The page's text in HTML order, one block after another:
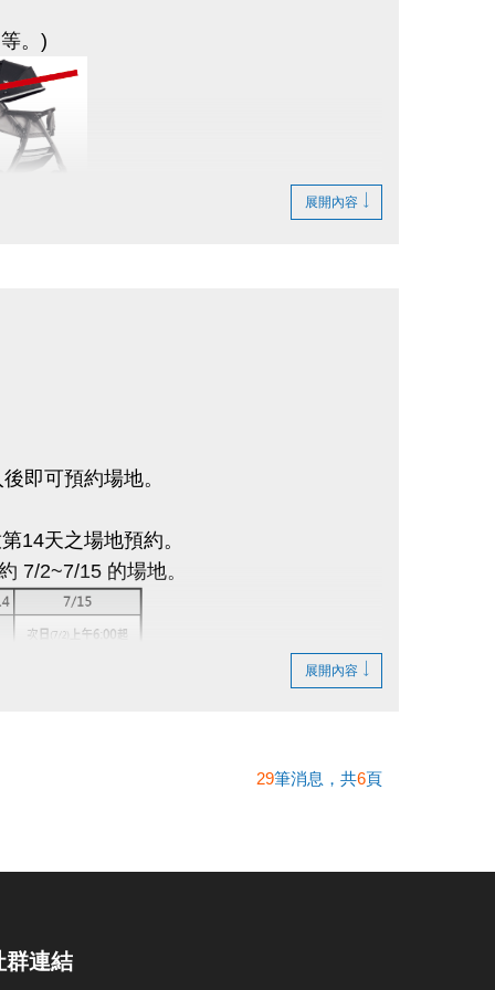
詐騙。
。)
展開內容
即可預約場地。
14天之場地預約。
7/2~7/15 的場地。
供更換時段之服務。
，怒不接受線上及電話預約。
展開內容
29筆消息，共6頁
群連結